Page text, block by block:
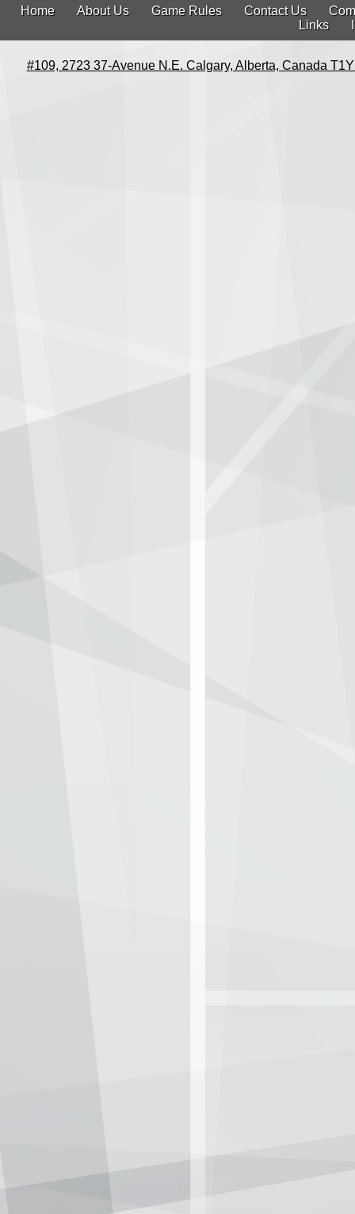
Home About Us Game Rules Contact Us
Links
#109, 2723 37-Avenue N.E. Calgary, Alberta, Canada